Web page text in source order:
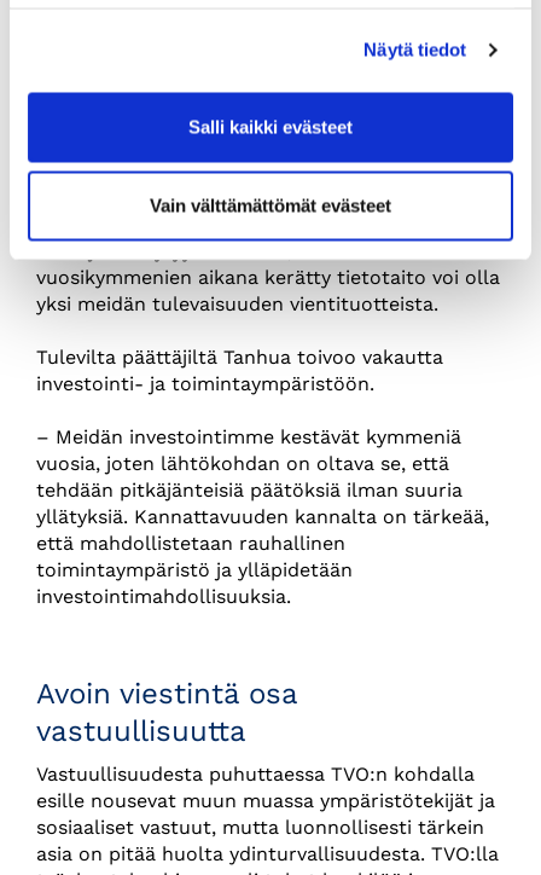
Näytä tiedot
Salli kaikki evästeet
Vain välttämättömät evästeet
kuluvan vuosikymmenen puolivälissä.
– Vastuulliset ydinpolttoaineen
loppusijoitusratkaisut on ehdoton edellytys
oleva ratkaisu. Onkalo kiinnostaa kansainvälisesti,
sillä tietotaito, tutkimusmenetelmät ja
vuosikymmenien aikana kerätty tietotaito voi olla
yksi meidän tulevaisuuden vientituotteista.
Tulevilta päättäjiltä Tanhua toivoo vakautta
investointi- ja toimintaympäristöön.
– Meidän investointimme kestävät kymmeniä
vuosia, joten lähtökohdan on oltava se, että
tehdään pitkäjänteisiä päätöksiä ilman suuria
yllätyksiä. Kannattavuuden kannalta on tärkeää,
että mahdollistetaan rauhallinen
toimintaympäristö ja ylläpidetään
investointimahdollisuuksia.
Avoin viestintä osa
vastuullisuutta
Vastuullisuudesta puhuttaessa TVO:n kohdalla
esille nousevat muun muassa ympäristötekijät ja
sosiaaliset vastuut, mutta luonnollisesti tärkein
asia on pitää huolta ydinturvallisuudesta. TVO:lla